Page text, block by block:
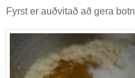
Fyrst er auðvitað að gera